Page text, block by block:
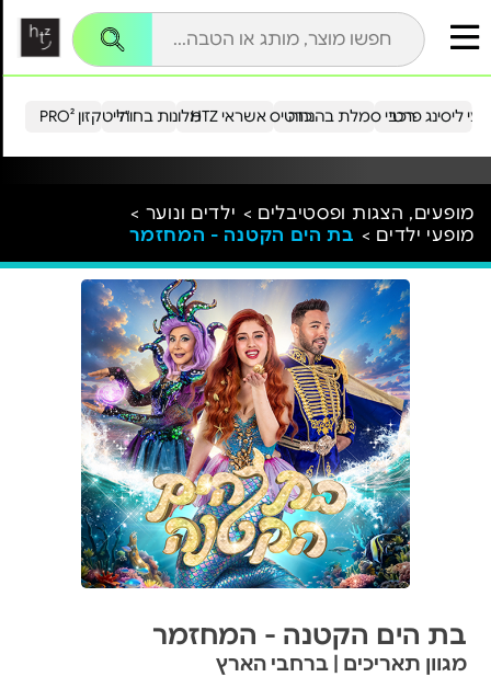
הייטקזון PRO²מלונות בחו"ל כרטיס אשראי HTZ ליסינג פרטירכבי סמלת בהנחה
מופעים, הצגות ופסטיבלים > ילדים ונוער >
מופעי ילדים > בת הים הקטנה - המחזמר
בת הים הקטנה - המחזמר
מגוון תאריכים | ברחבי הארץ